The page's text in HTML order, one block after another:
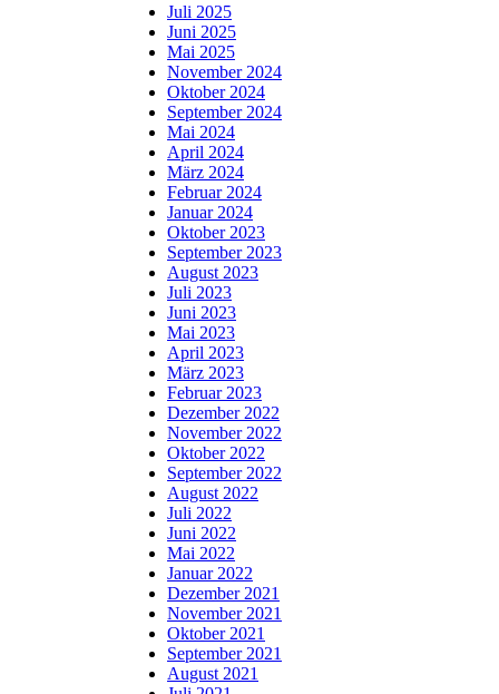
Juli 2025
Juni 2025
Mai 2025
November 2024
Oktober 2024
September 2024
Mai 2024
April 2024
März 2024
Februar 2024
Januar 2024
Oktober 2023
September 2023
August 2023
Juli 2023
Juni 2023
Mai 2023
April 2023
März 2023
Februar 2023
Dezember 2022
November 2022
Oktober 2022
September 2022
August 2022
Juli 2022
Juni 2022
Mai 2022
Januar 2022
Dezember 2021
November 2021
Oktober 2021
September 2021
August 2021